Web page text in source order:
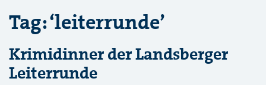
Tag: ‘leiterrunde’
Krimidinner der Landsberger
Leiterrunde